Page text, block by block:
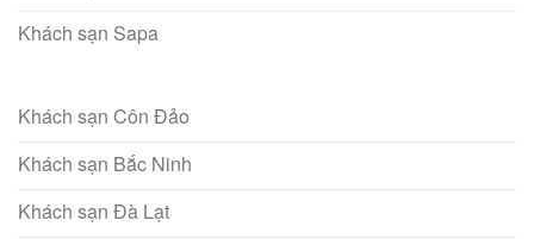
Khách sạn Sapa
Khách sạn Côn Đảo
Khách sạn Bắc Ninh
Khách sạn Đà Lạt